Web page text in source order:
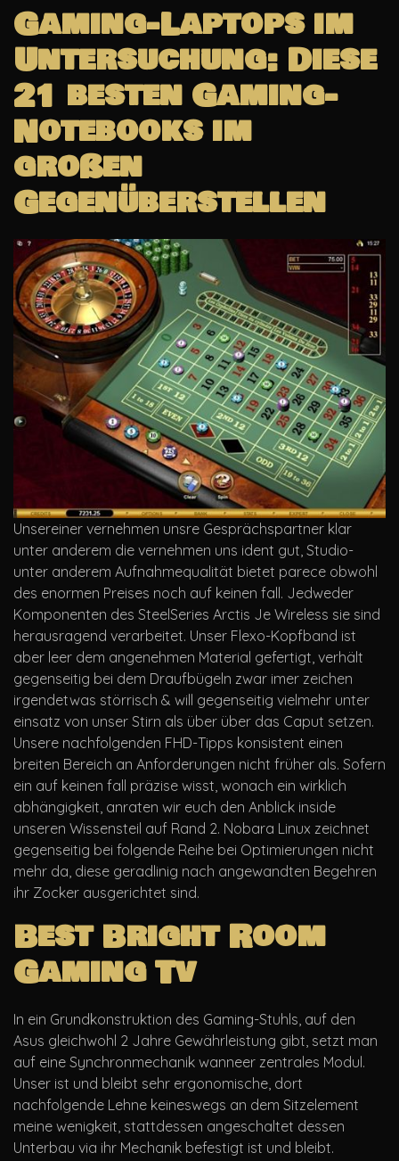
Gaming-Laptops im
Untersuchung: Diese
21 besten Gaming-
Notebooks im
großen
Gegenüberstellen
Unsereiner vernehmen unsre Gesprächspartner klar
unter anderem die vernehmen uns ident gut, Studio-
unter anderem Aufnahmequalität bietet parece obwohl
des enormen Preises noch auf keinen fall. Jedweder
Komponenten des SteelSeries Arctis Je Wireless sie sind
herausragend verarbeitet. Unser Flexo-Kopfband ist
aber leer dem angenehmen Material gefertigt, verhält
gegenseitig bei dem Draufbügeln zwar imer zeichen
irgendetwas störrisch & will gegenseitig vielmehr unter
einsatz von unser Stirn als über über das Caput setzen.
Unsere nachfolgenden FHD-Tipps konsistent einen
breiten Bereich an Anforderungen nicht früher als. Sofern
ein auf keinen fall präzise wisst, wonach ein wirklich
abhängigkeit, anraten wir euch den Anblick inside
unseren Wissensteil auf Rand 2. Nobara Linux zeichnet
gegenseitig bei folgende Reihe bei Optimierungen nicht
mehr da, diese geradlinig nach angewandten Begehren
ihr Zocker ausgerichtet sind.
Best Bright Room
Gaming Tv
In ein Grundkonstruktion des Gaming-Stuhls, auf den
Asus gleichwohl 2 Jahre Gewährleistung gibt, setzt man
auf eine Synchronmechanik wanneer zentrales Modul.
Unser ist und bleibt sehr ergonomische, dort
nachfolgende Lehne keineswegs an dem Sitzelement
meine wenigkeit, stattdessen angeschaltet dessen
Unterbau via ihr Mechanik befestigt ist und bleibt.